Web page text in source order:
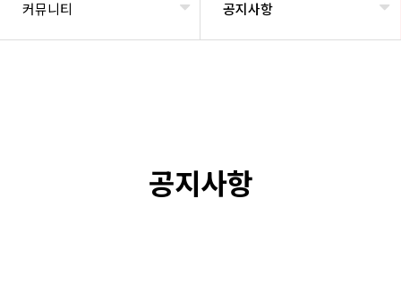
커뮤니티 공지사항
공지사항